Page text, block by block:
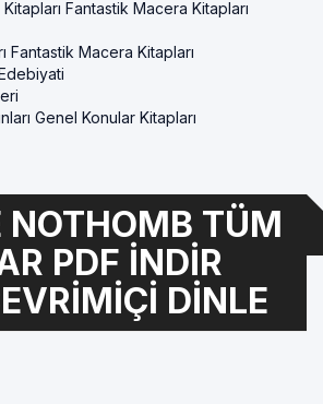
Fantastik Macera Kitapları
Fantastik Macera Kitapları
Genel Konular Kitapları
NOTHOMB TÜM
PDF INDIR
DINLE